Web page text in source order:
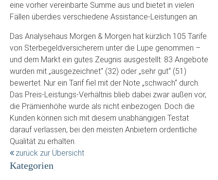
eine vorher vereinbarte Summe aus und bietet in vielen
Fällen überdies verschiedene Assistance-Leistungen an.
Das Analysehaus Morgen & Morgen hat kürzlich 105 Tarife
von Sterbegeldversicherern unter die Lupe genommen –
und dem Markt ein gutes Zeugnis ausgestellt: 83 Angebote
wurden mit „ausgezeichnet“ (32) oder „sehr gut“ (51)
bewertet. Nur ein Tarif fiel mit der Note „schwach“ durch.
Das Preis-Leistungs-Verhältnis blieb dabei zwar außen vor,
die Prämienhöhe wurde als nicht einbezogen. Doch die
Kunden können sich mit diesem unabhängigen Testat
darauf verlassen, bei den meisten Anbietern ordentliche
Qualität zu erhalten.
zurück zur Übersicht
Kategorien